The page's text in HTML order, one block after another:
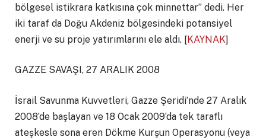
bölgesel istikrara katkısına çok minnettar” dedi. Her
iki taraf da Doğu Akdeniz bölgesindeki potansiyel
enerji ve su proje yatırımlarını ele aldı. [KAYNAK]
GAZZE SAVAŞI, 27 ARALIK 2008
İsrail Savunma Kuvvetleri, Gazze Şeridi’nde 27 Aralık
2008’de başlayan ve 18 Ocak 2009’da tek taraflı
ateşkesle sona eren Dökme Kurşun Operasyonu (veya